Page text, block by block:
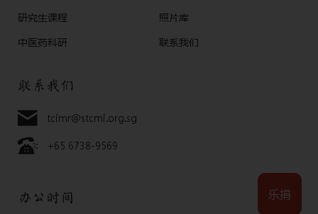
研究生课程
中医药科研
照片库
联系我们
联系我们
tcimr@stcmi.org.sg
+65 6738-9569
办公时间 乐捐